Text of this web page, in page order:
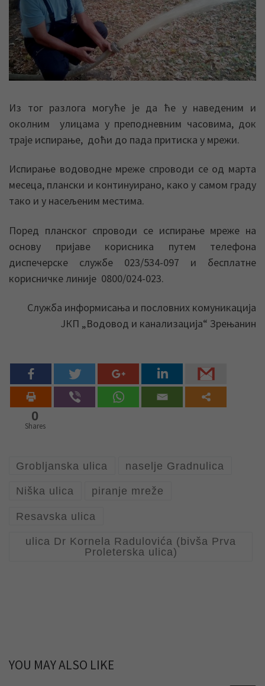
Из тог разлога могуће је да ће у наведеним и
околним улицама у преподневним часовима, док
траје испирање, доћи до пада притиска у мрежи.
Испирање водоводне мреже спроводи се од марта
месеца, плански и континуирано, како у самом граду
тако и у насељеним местима.
Поред планског спроводи се испирање мреже на
основу пријаве корисника путем телефона
диспечерске службе 023/534-097 и бесплатне
корисничке линије 0800/024-023.
Служба информисања и пословних комуникација
ЈКП „Водовод и канализација“ Зрењанин
0
Shares
Grobljanska ulica naselje Gradnulica
Niška ulica piranje mreže
Resavska ulica
ulica Dr Kornela Radulovića (bivša Prva
Proleterska ulica)
YOU MAY ALSO LIKE